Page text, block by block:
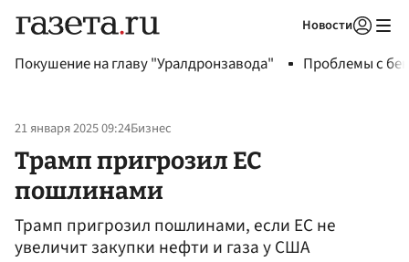
Новости
Покушение на главу "Уралдронзавода" Проблемы с
21 января 2025 09:24Бизнес
Трамп пригрозил ЕС
пошлинами
Трамп пригрозил пошлинами, если ЕС не
увеличит закупки нефти и газа у США